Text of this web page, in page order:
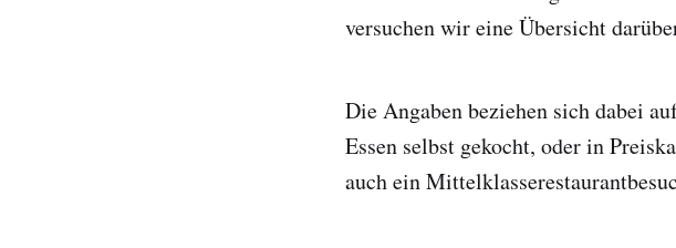
versuchen wir eine Übersicht
Die Angaben beziehen sich dabei
Essen selbst gekocht, oder in
auch ein